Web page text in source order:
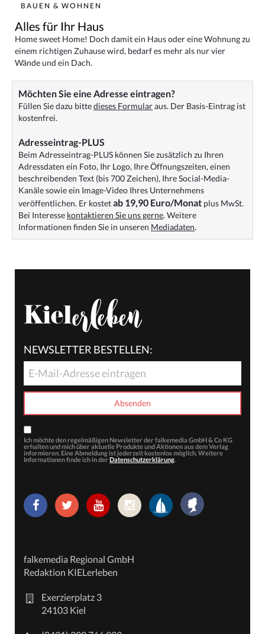
BAUEN & WOHNEN
Alles für Ihr Haus
Home sweet Home! Doch damit ein Haus oder eine Wohnung zu
einem richtigen Zuhause wird, bedarf es mehr als nur vier
Wände und ein Dach.
Möchten Sie eine Adresse eintragen?
Füllen Sie dazu bittedieses Formularaus. Der Basis-Eintrag ist
kostenfrei.
Adresseintrag-PLUS
Beim Adresseintrag-PLUS können Sie zusätzlich zu Ihren
Adressdaten ein Foto, Ihr Logo, Ihre Öffnungszeiten, einen
beschreibenden Text (bis 700 Zeichen), Ihre Social-Media-
Kanäle sowie ein Image-Video Ihres Unternehmens
veröffentlichen. Er kostetab 19,90 Euro/Monat plus MwSt.
Bei Interesse kontaktieren Sie uns gerne. Weitere
Informationen finden Sie in unseren Mediadaten.
NEWSLETTER BESTELLEN:
Ich möchte den regelmäßigen Newsletter der falkemedia GmbH & Co KG
erhalten und mich über aktuelle Produkte und Aktionen aus dem Verlag
informieren. Eine Abmeldung ist jederzeit kostenlos möglich. Weitere
Informationen finde ich in der Datenschutzerklärung.
falkemedia Regional GmbH
Redaktion KIELerleben
Exerzierplatz 3
24103 Kiel